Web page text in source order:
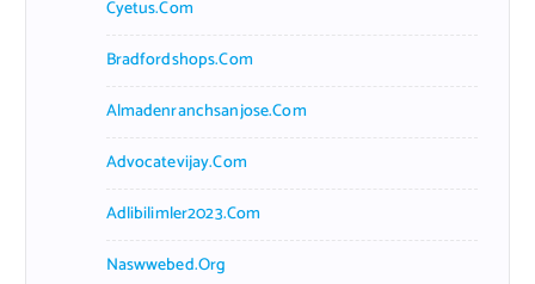
Cyetus.com
Bradfordshops.com
Almadenranchsanjose.com
Advocatevijay.com
Adlibilimler2023.com
Naswwebed.org